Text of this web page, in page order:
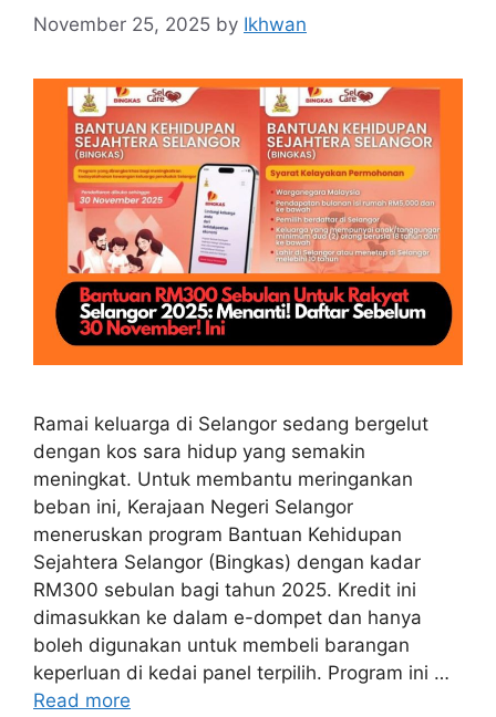
November 25, 2025 by Ikhwan
Ramai keluarga di Selangor sedang bergelut
dengan kos sara hidup yang semakin
meningkat. Untuk membantu meringankan
beban ini, Kerajaan Negeri Selangor
meneruskan program Bantuan Kehidupan
Sejahtera Selangor (Bingkas) dengan kadar
RM300 sebulan bagi tahun 2025. Kredit ini
dimasukkan ke dalam e-dompet dan hanya
boleh digunakan untuk membeli barangan
keperluan di kedai panel terpilih. Program ini …
Read more